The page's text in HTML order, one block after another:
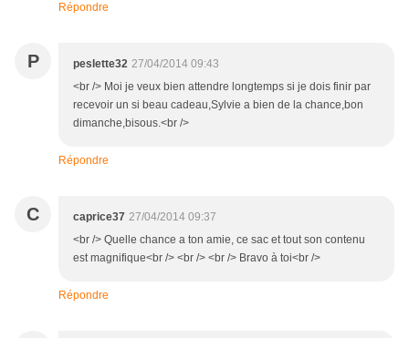
Répondre
P peslette32 27/04/2014 09:43
<br /> Moi je veux bien attendre longtemps si je dois finir par
recevoir un si beau cadeau,Sylvie a bien de la chance,bon
dimanche,bisous.<br />
Répondre
C caprice37 27/04/2014 09:37
<br /> Quelle chance a ton amie, ce sac et tout son contenu
est magnifique<br /> <br /> <br /> Bravo à toi<br />
Répondre